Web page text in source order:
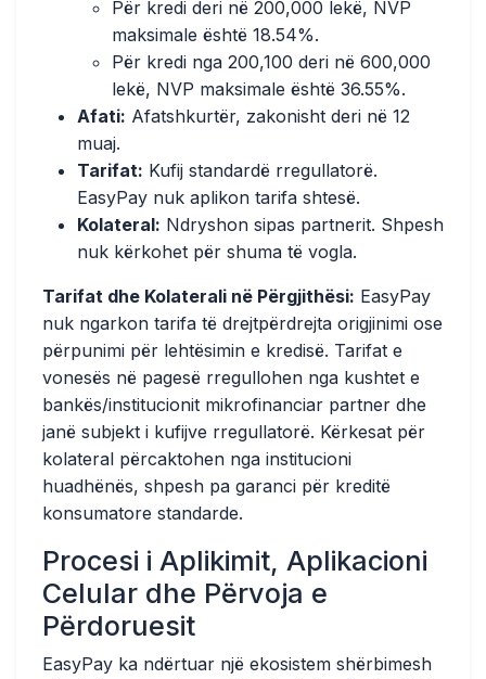
Për kredi deri në 200,000 lekë, NVP
maksimale është 18.54%.
Për kredi nga 200,100 deri në 600,000
lekë, NVP maksimale është 36.55%.
Afati: Afatshkurtër, zakonisht deri në 12
muaj.
Tarifat: Kufij standardë rregullatorë.
EasyPay nuk aplikon tarifa shtesë.
Kolateral: Ndryshon sipas partnerit. Shpesh
nuk kërkohet për shuma të vogla.
Tarifat dhe Kolaterali në Përgjithësi: EasyPay
nuk ngarkon tarifa të drejtpërdrejta origjinimi ose
përpunimi për lehtësimin e kredisë. Tarifat e
vonesës në pagesë rregullohen nga kushtet e
bankës/institucionit mikrofinanciar partner dhe
janë subjekt i kufijve rregullatorë. Kërkesat për
kolateral përcaktohen nga institucioni
huadhënës, shpesh pa garanci për kreditë
konsumatore standarde.
Procesi i Aplikimit, Aplikacioni
Celular dhe Përvoja e
Përdoruesit
EasyPay ka ndërtuar një ekosistem shërbimesh